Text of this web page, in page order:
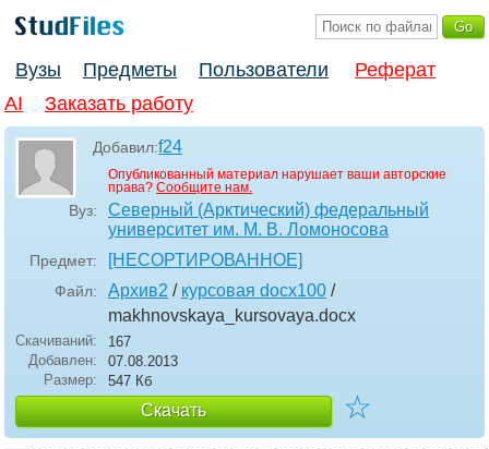
Вузы Предметы Пользователи
Реферат
AI
Заказать работу
Добавил:f24
Опубликованный материал нарушает ваши авторские
права? Сообщите нам.
Вуз:
Северный (Арктический) федеральный
университет им. М. В. Ломоносова
Предмет: [НЕСОРТИРОВАННОЕ]
Файл: Архив2 / курсовая docx100 /
makhnovskaya_kursovaya.docx
Скачиваний:
167
Добавлен:
07.08.2013
Размер:
547 Кб
Скачать ☆